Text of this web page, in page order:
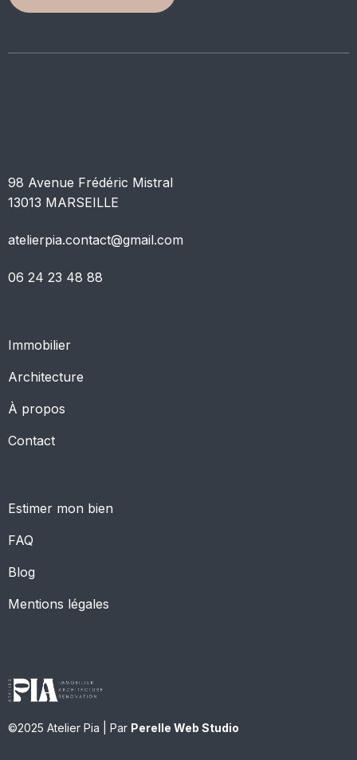
98 Avenue Frédéric Mistral
13013 MARSEILLE
atelierpia.contact@gmail.com
06 24 23 48 88
Immobilier
Architecture
À propos
Contact
Estimer mon bien
FAQ
Blog
Mentions légales
©2025 Atelier Pia | Par Perelle Web Studio